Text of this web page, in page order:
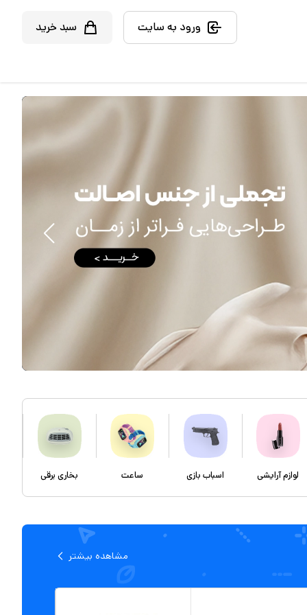
ورود به سایت سبد خرید
لوازم آرایشی اسباب بازی ساعت بخاری برقی
مشاهده بیشتر